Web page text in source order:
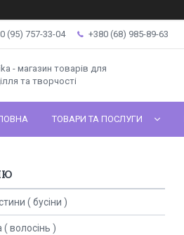
(95) 757-33-04 +380 (68) 985-89-63
- магазин товарів для
та творчості
ТОВАРИ ТА ПОСЛУГИ
( бусіни )
( волосінь )